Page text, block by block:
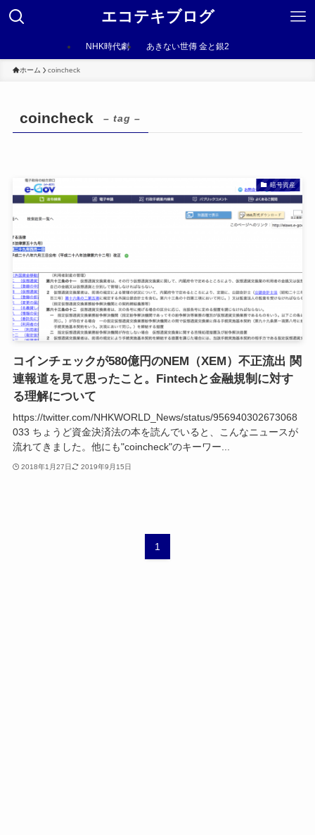
エコテキブログ
NHK時代劇 あきない世傳 金と銀2
ホーム coincheck
coincheck – tag –
暗号資産
コインチェックが580億円のNEM（XEM）不正流出 関
連報道を見て思ったこと。Fintechと金融規制に対す
る理解について
https://twitter.com/NHKWORLD_News/status/956940302673068
033 ちょうど資金決済法の本を読んでいると、こんなニュースが
流れてきました。他にも"coincheck"のキーワー...
2018年1月27日 2019年9月15日
1